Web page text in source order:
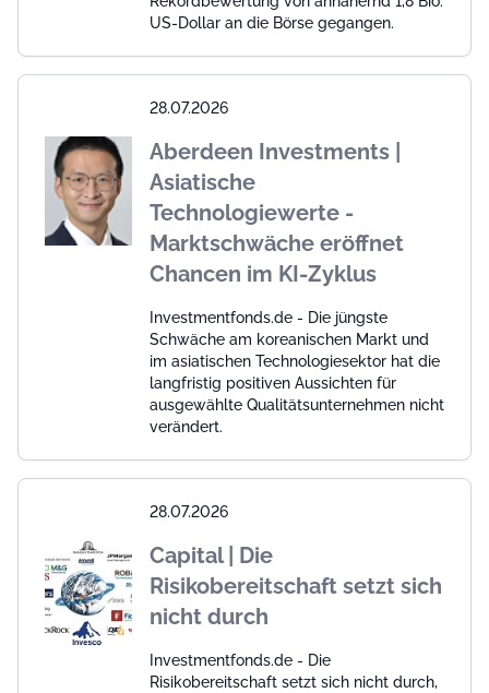
US-Dollar an die Börse gegangen.
28.07.2026
Aberdeen Investments |
Asiatische
Technologiewerte -
Marktschwäche eröffnet
Chancen im KI-Zyklus
Investmentfonds.de - Die jüngste
Schwäche am koreanischen Markt und
im asiatischen Technologiesektor hat die
langfristig positiven Aussichten für
ausgewählte Qualitätsunternehmen nicht
verändert.
28.07.2026
Capital | Die
Risikobereitschaft setzt sich
nicht durch
Investmentfonds.de - Die
Risikobereitschaft setzt sich nicht durch,